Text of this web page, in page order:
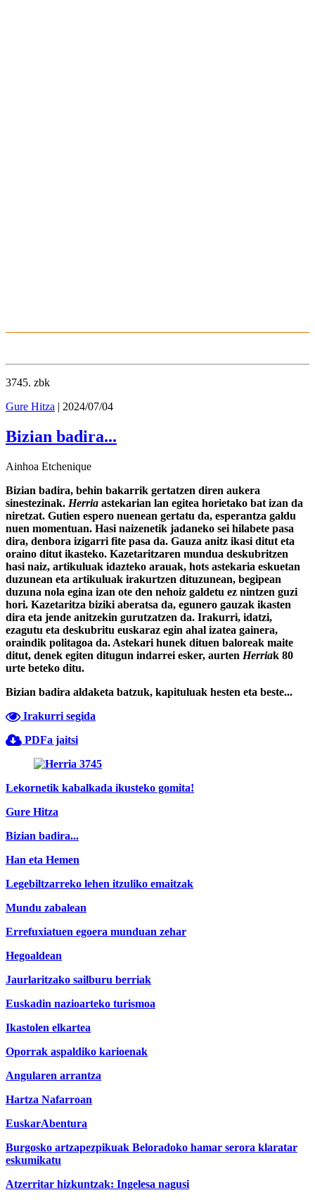
3745. zbk
Gure Hitza | 2024/07/04
Bizian badira...
Ainhoa Etchenique
Bizian badira, behin bakarrik gertatzen diren aukera
sinestezinak. Herria astekarian lan egitea horietako bat izan da
niretzat. Gutien espero nuenean gertatu da, esperantza galdu
nuen momentuan. Hasi naizenetik jadaneko sei hilabete pasa
dira, denbora izigarri fite pasa da. Gauza anitz ikasi ditut eta
oraino ditut ikasteko. Kazetaritzaren mundua deskubritzen
hasi naiz, artikuluak idazteko arauak, hots astekaria eskuetan
duzunean eta artikuluak irakurtzen dituzunean, begipean
duzuna nola egina izan ote den nehoiz galdetu ez nintzen guzi
hori. Kazetaritza biziki aberatsa da, egunero gauzak ikasten
dira eta jende anitzekin gurutzatzen da. Irakurri, idatzi,
ezagutu eta deskubritu euskaraz egin ahal izatea gainera,
oraindik politagoa da. Astekari hunek dituen baloreak maite
ditut, denek egiten ditugun indarrei esker, aurten Herriak 80
urte beteko ditu.
Bizian badira aldaketa batzuk, kapituluak hesten eta beste...
Irakurri segida
PDFa jaitsi
Lekornetik kabalkada ikusteko gomita!
Gure Hitza
Bizian badira...
Han eta Hemen
Legebiltzarreko lehen itzuliko emaitzak
Mundu zabalean
Errefuxiatuen egoera munduan zehar
Hegoaldean
Jaurlaritzako sailburu berriak
Euskadin nazioarteko turismoa
Ikastolen elkartea
Oporrak aspaldiko karioenak
Angularen arrantza
Hartza Nafarroan
EuskarAbentura
Burgosko artzapezpikuak Beloradoko hamar serora klaratar
eskumikatu
Atzerritar hizkuntzak: Ingelesa nagusi